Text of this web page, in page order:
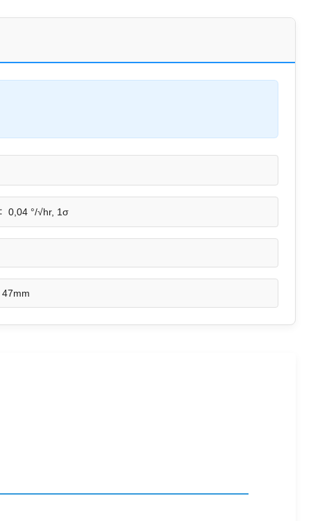
0,04 °/√hr, 1σ